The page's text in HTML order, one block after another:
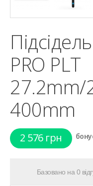
PRO PLT
27.2mm/
400mm
2 576 грн
Базовано на 0